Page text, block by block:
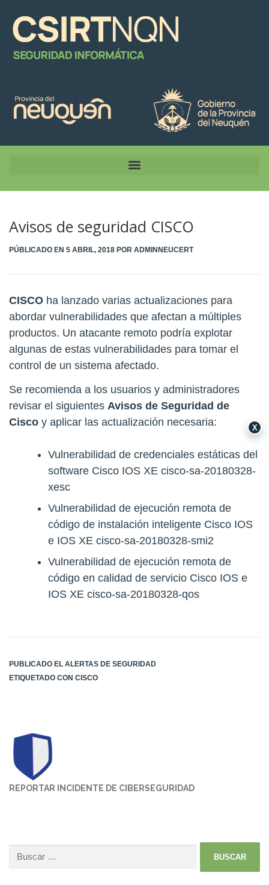
Avisos de seguridad CISCO
PÚBLICADO EN 5 ABRIL, 2018 POR ADMINNEUCERT
CISCO ha lanzado varias actualizaciones para
abordar vulnerabilidades que afectan a múltiples
productos. Un atacante remoto podría explotar
algunas de estas vulnerabilidades para tomar el
control de un sistema afectado.
Se recomienda a los usuarios y administradores
revisar el siguientes Avisos de Seguridad de
Cisco y aplicar las actualización necesaria:
Vulnerabilidad de credenciales estáticas del
software Cisco IOS XE cisco-sa-20180328-
xesc
Vulnerabilidad de ejecución remota de
código de instalación inteligente Cisco IOS
e IOS XE cisco-sa-20180328-smi2
Vulnerabilidad de ejecución remota de
código en calidad de servicio Cisco IOS e
IOS XE cisco-sa-20180328-qos
PUBLICADO EL ALERTAS DE SEGURIDAD
ETIQUETADO CON CISCO
REPORTAR INCIDENTE DE CIBERSEGURIDAD
X